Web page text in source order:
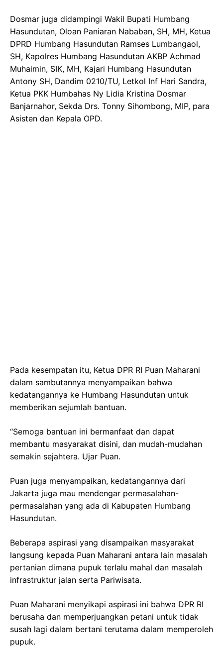
Dosmar juga didampingi Wakil Bupati Humbang
Hasundutan, Oloan Paniaran Nababan, SH, MH, Ketua
DPRD Humbang Hasundutan Ramses Lumbangaol,
SH, Kapolres Humbang Hasundutan AKBP Achmad
Muhaimin, SIK, MH, Kajari Humbang Hasundutan
Antony SH, Dandim 0210/TU, Letkol Inf Hari Sandra,
Ketua PKK Humbahas Ny Lidia Kristina Dosmar
Banjarnahor, Sekda Drs. Tonny Sihombong, MIP, para
Asisten dan Kepala OPD.
Pada kesempatan itu, Ketua DPR RI Puan Maharani
dalam sambutannya menyampaikan bahwa
kedatangannya ke Humbang Hasundutan untuk
memberikan sejumlah bantuan.
“Semoga bantuan ini bermanfaat dan dapat
membantu masyarakat disini, dan mudah-mudahan
semakin sejahtera. Ujar Puan.
Puan juga menyampaikan, kedatangannya dari
Jakarta juga mau mendengar permasalahan-
permasalahan yang ada di Kabupaten Humbang
Hasundutan.
Beberapa aspirasi yang disampaikan masyarakat
langsung kepada Puan Maharani antara lain masalah
pertanian dimana pupuk terlalu mahal dan masalah
infrastruktur jalan serta Pariwisata.
Puan Maharani menyikapi aspirasi ini bahwa DPR RI
berusaha dan memperjuangkan petani untuk tidak
susah lagi dalam bertani terutama dalam memperoleh
pupuk.